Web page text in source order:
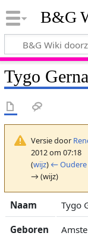
B&G
Tygo
Versie door
2012 om 07:18
(wijz) ← Oudere
→ (wijz)
Naam Tygo
Geboren